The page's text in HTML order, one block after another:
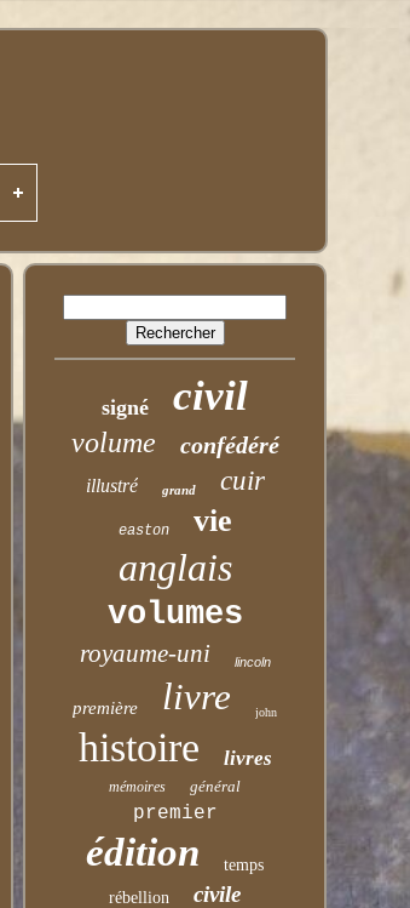
signé civil
volume confédéré
illustré grand cuir
easton vie
anglais
volumes
royaume-uni lincoln
première livre john
histoire livres
mémoires général
premier
édition
temps
rébellion
civile